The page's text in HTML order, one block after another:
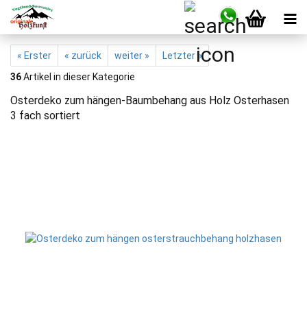
« Erster « zurück weiter »
Letzter »
36Artikel in dieser Kategorie
Osterdeko zum hängen-Baumbehang aus Holz Osterhasen
3 fach sortiert